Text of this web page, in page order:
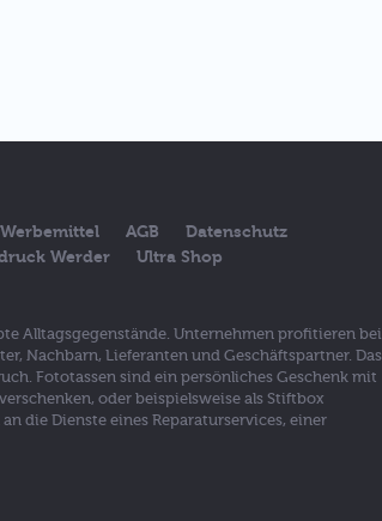
Werbemittel AGB
Datenschutz
Werder Ultra Shop
Alltagsgegenstände. Unternehmen profitieren bei
Nachbarn, Lieferanten und Geschäftspartner. Das
Fototassen sind ein persönliches Geschenk mit
oder beispielsweise als Stiftbox
die Dienste eines Reparaturservices, einer